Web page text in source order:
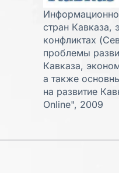
стран Кавказа,
конфликтах
проблемы
Кавказа,
а также
на развитие
Online", 2009